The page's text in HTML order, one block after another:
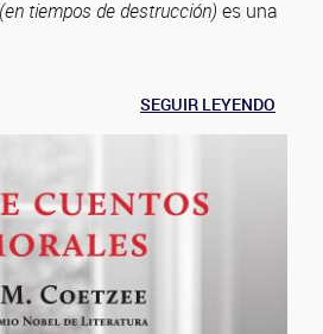
tiempos de destrucción) es una
SEGUIR LEYENDO